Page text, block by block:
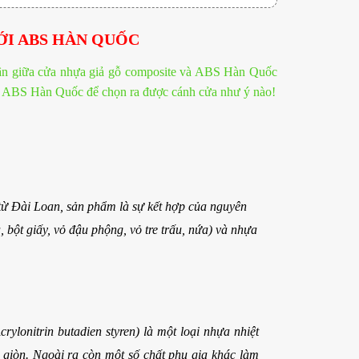
ABS HÀN QUỐC
giữa cửa nhựa giả gỗ composite và ABS Hàn Quốc
Hàn Quốc để chọn ra được cánh cửa như ý nào!
Đài Loan, sản phẩm là sự kết hợp của nguyên
giấy, vỏ đậu phộng, vỏ tre trấu, nứa) và nhựa
butadien styren) là một loại nhựa nhiệt
Ngoài ra còn một số chất phụ gia khác làm